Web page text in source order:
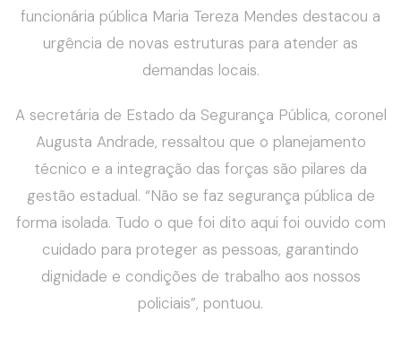
funcionária pública Maria Tereza Mendes destacou a
urgência de novas estruturas para atender as
demandas locais.
A secretária de Estado da Segurança Pública, coronel
Augusta Andrade, ressaltou que o planejamento
técnico e a integração das forças são pilares da
gestão estadual. “Não se faz segurança pública de
forma isolada. Tudo o que foi dito aqui foi ouvido com
cuidado para proteger as pessoas, garantindo
dignidade e condições de trabalho aos nossos
policiais”, pontuou.